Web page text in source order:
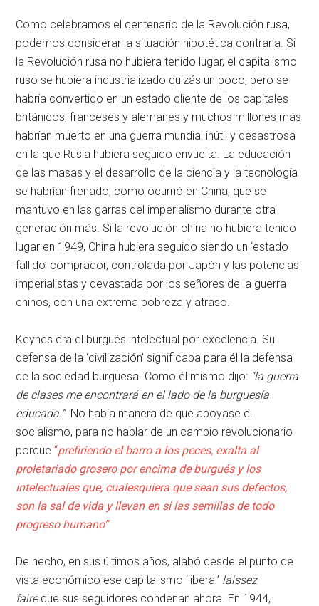
Como celebramos el centenario de la Revolución rusa,
podemos considerar la situación hipotética contraria. Si
la Revolución rusa no hubiera tenido lugar, el capitalismo
ruso se hubiera industrializado quizás un poco, pero se
habría convertido en un estado cliente de los capitales
británicos, franceses y alemanes y muchos millones más
habrían muerto en una guerra mundial inútil y desastrosa
en la que Rusia hubiera seguido envuelta. La educación
de las masas y el desarrollo de la ciencia y la tecnología
se habrían frenado; como ocurrió en China, que se
mantuvo en las garras del imperialismo durante otra
generación más. Si la revolución china no hubiera tenido
lugar en 1949, China hubiera seguido siendo un ‘estado
fallido’ comprador, controlada por Japón y las potencias
imperialistas y devastada por los señores de la guerra
chinos, con una extrema pobreza y atraso.
Keynes era el burgués intelectual por excelencia. Su
defensa de la ‘civilización’ significaba para él la defensa
de la sociedad burguesa. Como él mismo dijo: “la guerra
de clases me encontrará en el lado de la burguesía
educada.” No había manera de que apoyase el
socialismo, para no hablar de un cambio revolucionario
porque“prefiriendo el barro a los peces, exalta al
proletariado grosero por encima de burgués y los
intelectuales que, cualesquiera que sean sus defectos,
son la sal de vida y llevan en si las semillas de todo
progreso humano”
De hecho, en sus últimos años, alabó desde el punto de
vista económico ese capitalismo ‘liberal’ laissez
faireque sus seguidores condenan ahora. En 1944,